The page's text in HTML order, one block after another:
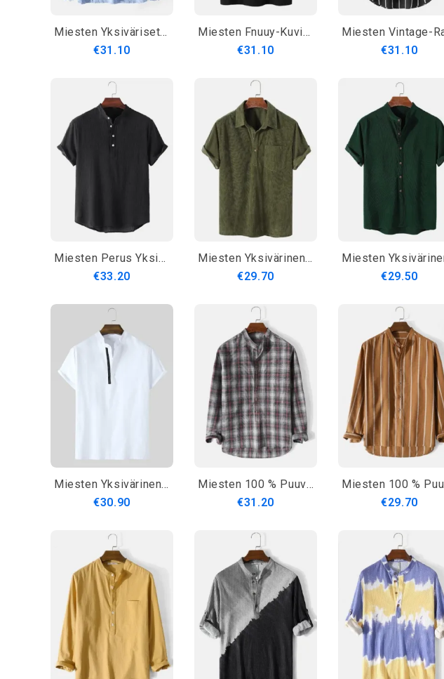
Miesten Yksiväriset Jalustakaulus Puuvilla Pitkähihaiset Henley Paidat Taskulla
€31.10
Miesten Fnuuy-Kuvioinen Ja Slogant-Kirjonta Sivuraidalla Preppy Henley Paita
€31.10
€31.10
Miesten Perus Yksivärinen Pellava Lyhythihainen Henley-Paita
€33.20
Miesten Yksivärinen Perustyylinen Vakosamettinauha Lyhythihainen Henley-Paita
€29.70
€29.50
Miesten Yksivärinen Lyhythihainen Perus Henley-Paita
€30.90
Miesten 100 % Puuvillaa Ruudullinen Kaulus Pitkähihaiset Henley Paidat
€31.20
€29.70